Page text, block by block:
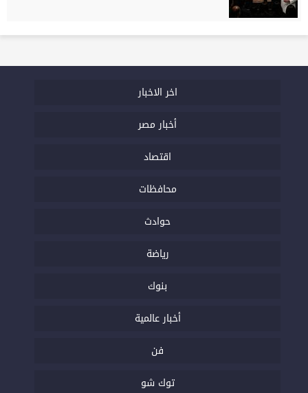
اخر الاخبار
أخبار مصر
اقتصاد
محافظات
حوادث
رياضة
بنوك
أخبار عالمية
فن
توك شو